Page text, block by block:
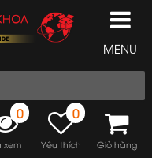
MENU
0
xem
0
Yêu thích Giỏ hàng